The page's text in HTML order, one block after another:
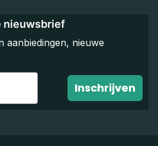
nieuwsbrief
aanbiedingen, nieuwe
Inschrijven